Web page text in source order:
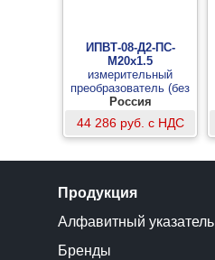
ИПВТ-08-Д2-ПС-
М20x1.5
измерительный
преобразователь (без
камер), с подогревом
сенсора, давление 160
атм
Россия
44 286 руб. с НДС
Продукция
Алфавитный указатель
Бренды